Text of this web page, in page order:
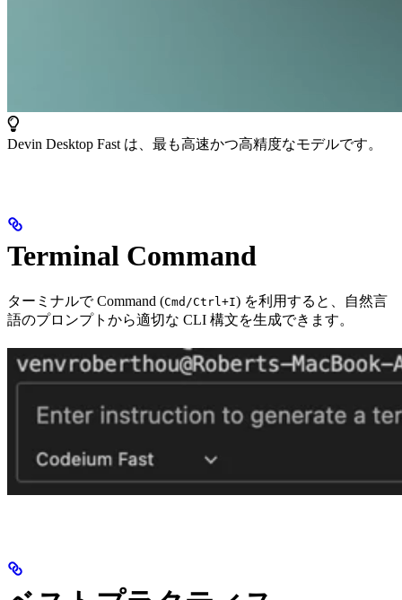
Devin Desktop Fast は、最も高速かつ高精度なモデルです。
Terminal Command
ターミナルで Command (Cmd/Ctrl+I) を利用すると、自然言
語のプロンプトから適切な CLI 構文を生成できます。